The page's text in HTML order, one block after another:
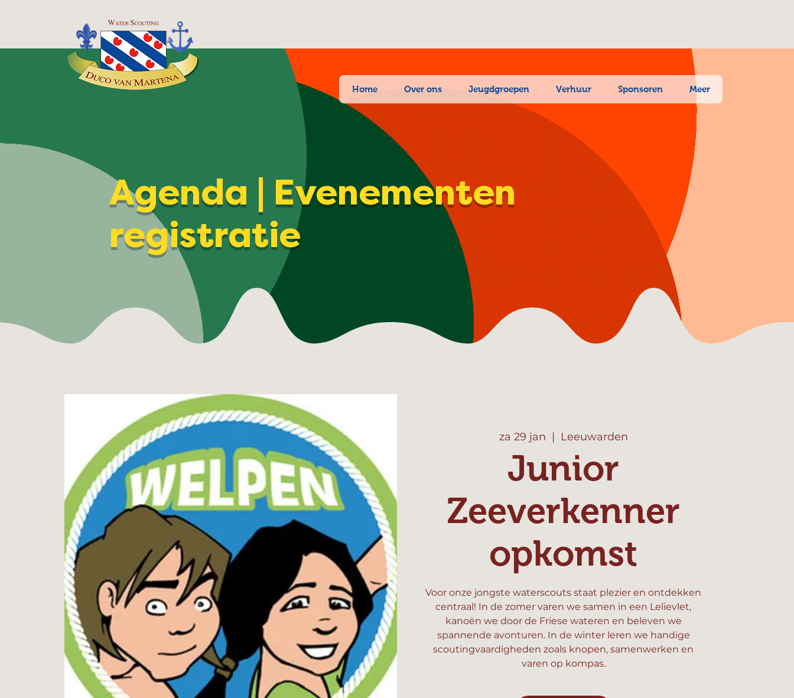
Home Over ons Jeugdgroepen Verhuur Sponsoren Meer
Agenda | Evenementen
registratie
za 29 jan
  |
Leeuwarden
Junior
Zeeverkenner
opkomst
Voor onze jongste waterscouts staat plezier en ontdekken
centraal! In de zomer varen we samen in een Lelievlet,
kanoën we door de Friese wateren en beleven we
spannende avonturen. In de winter leren we handige
scoutingvaardigheden zoals knopen, samenwerken en
varen op kompas.